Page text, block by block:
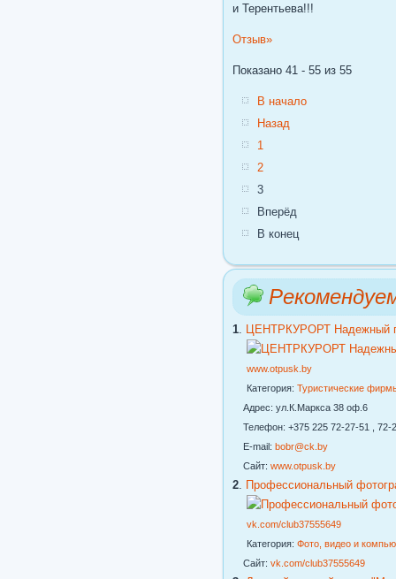
и Терентьева!!!
Отзыв»
Показано 41 - 55 из 55
В начало
Назад
1
2
3
Вперёд
В конец
1. ЦЕНТРКУРОРТ Надежный
www.otpusk.by
Категория: Туристические
Адрес: ул.К.Маркса 38 оф.6
Телефон: +375 225 72-27-51 , 72-
E-mail: bobr@ck.by
Сайт: www.otpusk.by
2. Профессиональный
vk.com/club37555649
Категория: Фото, видео и
Сайт: vk.com/club37555649